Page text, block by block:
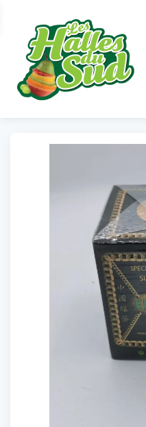
Accueil Épicerie Sucrée